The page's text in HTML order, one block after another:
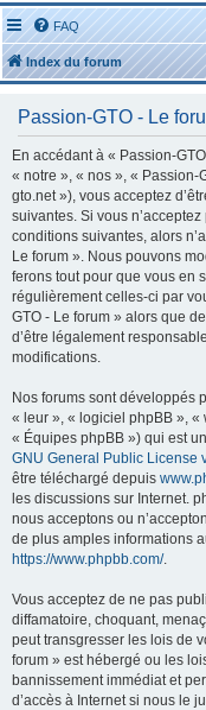
FAQ
Index du forum
Passion-GTO - Le
En accédant à « Passion-
« notre », « nos », « Passion-
gto.net »), vous acceptez
suivantes. Si vous
conditions suivantes, alors
Le forum ». Nous pouvons
ferons tout pour que vous en
régulièrement celles-ci par
GTO - Le forum » alors que
d’être légalement
modifications.
Nos forums sont développés
« leur », « logiciel phpBB », «
« Équipes phpBB ») qui est
GNU General Public License
être téléchargé depuis
les discussions sur Internet.
nous acceptons ou
de plus amples informations
https://www.phpbb.com/.
Vous acceptez de ne pas
diffamatoire, choquant,
peut transgresser les lois de
forum » est hébergé ou les
bannissement immédiat et
d’accès à Internet si nous le